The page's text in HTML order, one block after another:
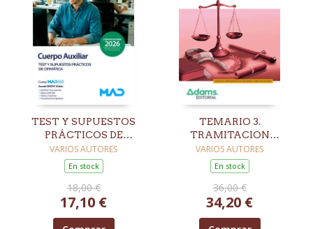
TEST Y SUPUESTOS
PRÁCTICOS DE
OFIMÁTICA. CUERPO
AUXILIAR DE LA
ADMINISTRACIÓN.
COMUNIDAD
AUTÓNOMA DE
VARIOS AUTORES
En stock
18,00 €
17,10 €
TEMARIO 3.
TRAMITACION
PROCESAL Y
ADMINISTRATIVA.
TURNO LIBRE
VARIOS AUTORES
En stock
36,00 €
34,20 €